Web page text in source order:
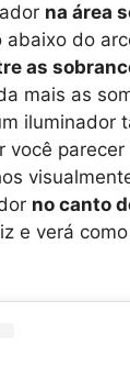
na área
abaixo do
as
mais as
iluminador
você parecer
no canto
e verá